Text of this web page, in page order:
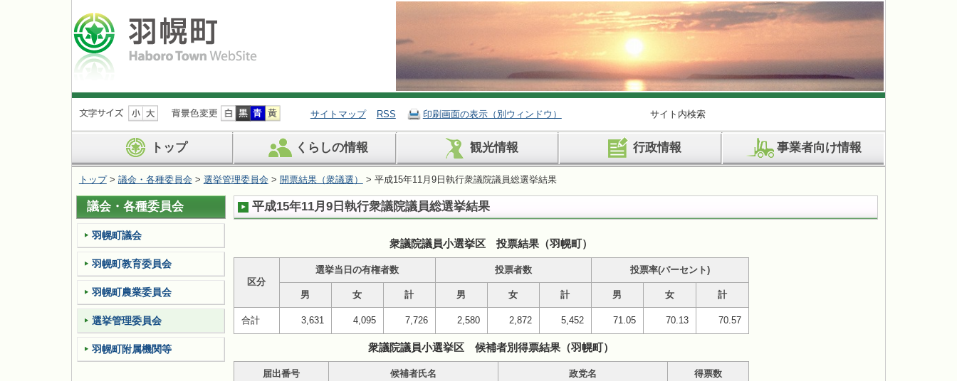
ナ
ビ
ョ
ン
を
飛
ば
す
サイトマップ RSS 印刷画面の表示（別ウィンドウ） サイト内検索
トップ くらしの情報 観光情報 行政情報 事業者向け情報
トップ> 議会・各種委員会 > 選挙管理委員会 > 開票結果（衆議選） > 平成15年11月9日執行衆議院議員総選挙結果
平成15年11月9日執行衆議院議員総選挙結果
衆議院議員小選挙区 投票結果（羽幌町）
区分
選挙当日の有権者数 投票者数 投票率(パーセント)
男 女 計 男 女 計 男 女 計
合計 3,631 4,095 7,726 2,580 2,872 5,452 71.05 70.13 70.57
衆議院議員小選挙区 候補者別得票結果（羽幌町）
届出番号 候補者氏名 政党名 得票数
議会・各種委員会
羽幌町議会
羽幌町教育委員会
羽幌町農業委員会
選挙管理委員会
羽幌町附属機関等